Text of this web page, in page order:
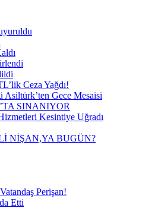
Ceza Yağdı!
Asiltürk’ten Gece Mesaisi
SINANIYOR
Kesintiye Uğradı
NİŞAN,YA BUGÜN?
Perişan!
Etti